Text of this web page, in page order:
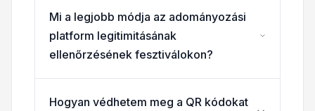
Mi a legjobb módja az adományozási
platform legitimitásának
ellenőrzésének fesztiválokon?
Hogyan védhetem meg a QR kódokat